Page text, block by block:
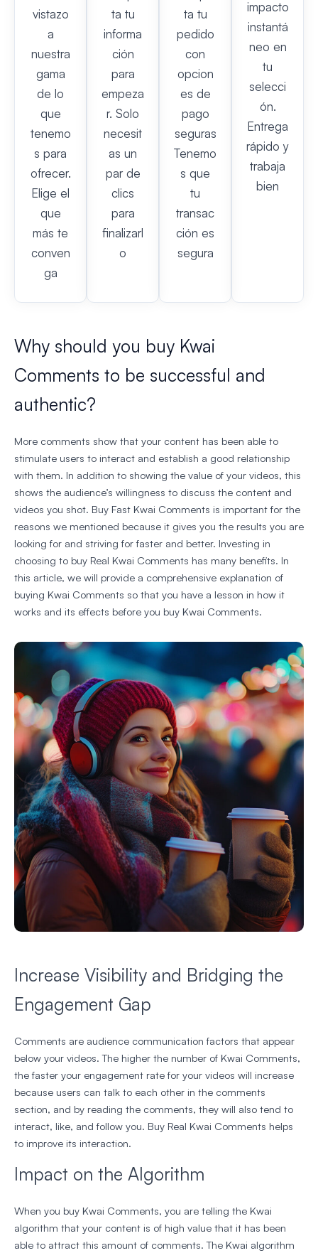
vistazo
a
nuestra
gama
de lo
que
tenemo
s para
ofrecer.
Elige el
que
más te
conven
ga
ta tu
informa
ción
para
empeza
r. Solo
necesit
as un
par de
clics
para
finalizarl
o
ta tu
pedido
con
opcion
es de
pago
seguras
Tenemo
s que
tu
transac
ción es
segura
impacto
instantá
neo en
tu
selecci
ón.
Entrega
rápido y
trabaja
bien
Why should you buy Kwai
Comments to be successful and
authentic?
More comments show that your content has been able to
stimulate users to interact and establish a good relationship
with them. In addition to showing the value of your videos, this
shows the audience’s willingness to discuss the content and
videos you shot. Buy Fast Kwai Comments is important for the
reasons we mentioned because it gives you the results you are
looking for and striving for faster and better. Investing in
choosing to buy Real Kwai Comments has many benefits. In
this article, we will provide a comprehensive explanation of
buying Kwai Comments so that you have a lesson in how it
works and its effects before you buy Kwai Comments.
Increase Visibility and Bridging the
Engagement Gap
Comments are audience communication factors that appear
below your videos. The higher the number of Kwai Comments,
the faster your engagement rate for your videos will increase
because users can talk to each other in the comments
section, and by reading the comments, they will also tend to
interact, like, and follow you. Buy Real Kwai Comments helps
to improve its interaction.
Impact on the Algorithm
When you buy Kwai Comments, you are telling the Kwai
algorithm that your content is of high value that it has been
able to attract this amount of comments. The Kwai algorithm